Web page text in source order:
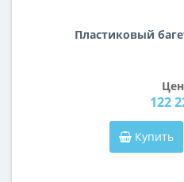
Пластиковый
122
Купить